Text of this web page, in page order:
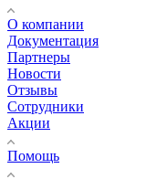
О компании
Документация
Партнеры
Новости
Отзывы
Сотрудники
Акции
Помощь